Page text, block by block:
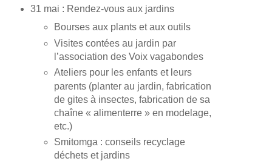
31 mai : Rendez-vous aux jardins
Bourses aux plants et aux outils
Visites contées au jardin par
l’association des Voix vagabondes
Ateliers pour les enfants et leurs
parents (planter au jardin, fabrication
de gites à insectes, fabrication de sa
chaîne « alimenterre » en modelage,
etc.)
Smitomga : conseils recyclage
déchets et jardins